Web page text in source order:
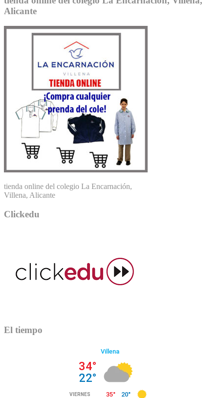
Alicante
tienda online del colegio La Encarnación,
Villena, Alicante
Clickedu
El tiempo